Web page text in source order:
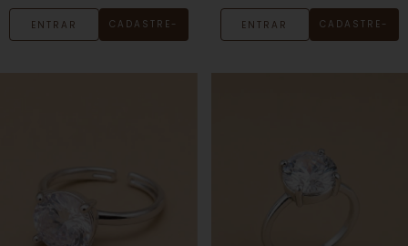
ENTRAR CADASTRE- ENTRAR CADASTRE-